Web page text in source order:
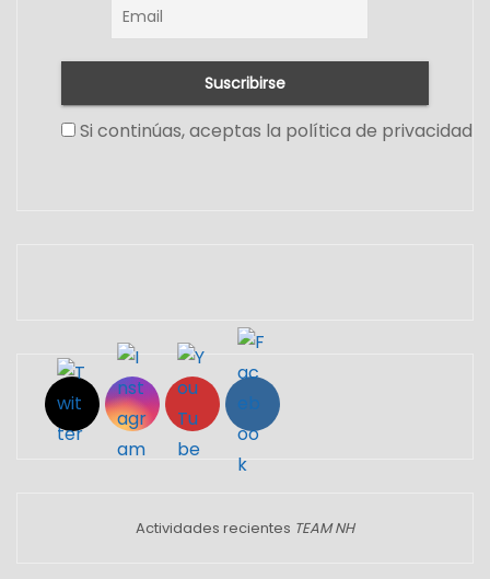
Si continúas, aceptas la política de privacidad
Actividades recientes TEAM NH